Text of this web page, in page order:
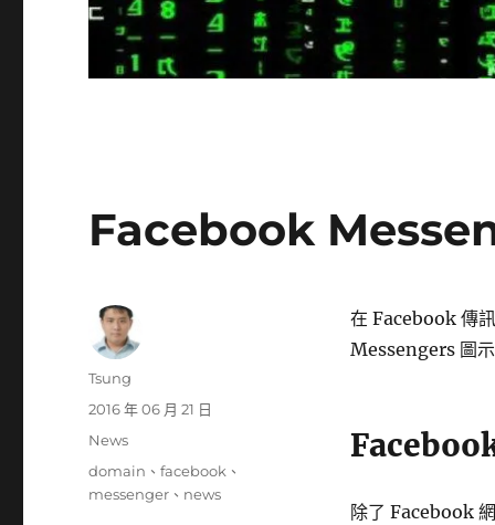
Facebook
在 Facebook 傳
Messengers 圖
除了 Facebook
作
Tsung
發
期:
2016 年 06 月 21 日
分
類
News
標
籤
domain 、facebook 、
messenger 、 news